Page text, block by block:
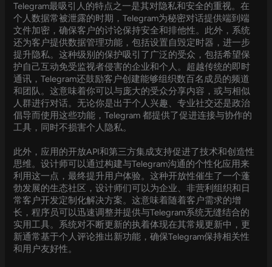
Telegram最吸引人的特点之一是其对隐私和安全的重视。在
个人数据常被泄露的时期，Telegram为秘密对话提供端到端
文件加密，确保客户的讨论保持安全和排他性。此外，系统
还为客户提供数据管理功能，包括设置自毁定时器，进一步
提升隐私。这种级别的保护吸引了广泛的受众，包括希望保
护自己互动免受监视者侵害的企业和个人。超越传统的即时
通讯，Telegram还鼓励客户创建能够组织数百名成员的频道
和团队。这意味着你可以与庞大的受众分享内容，或与相似
人群进行对话。无论你是出于个人兴趣、专业社交还是政治
倡导而使用这些功能，Telegram 都提供了促进连接与协作的
工具，同时不损害个人隐私。
此外，应用的开放API和第三方集成支持促进了技术和创造性
思维。设计师可以通过构建与Telegram沟通的个性化应用来
利用这一点，最终提升用户体验。这种开放性催生了一个蓬
勃发展的生态社区，设计师们可以为企业、非营利组织和日
常客户开发定制化解决方案。这意味着随着客户需求的增
长，程序员可以迅速调整并提供与Telegram系统无缝结合的
实用工具。系统对不断更新的执着体现在其常规更新中，更
新通常基于个人评论推出新功能，确保Telegram保持相关性
和用户友好性。